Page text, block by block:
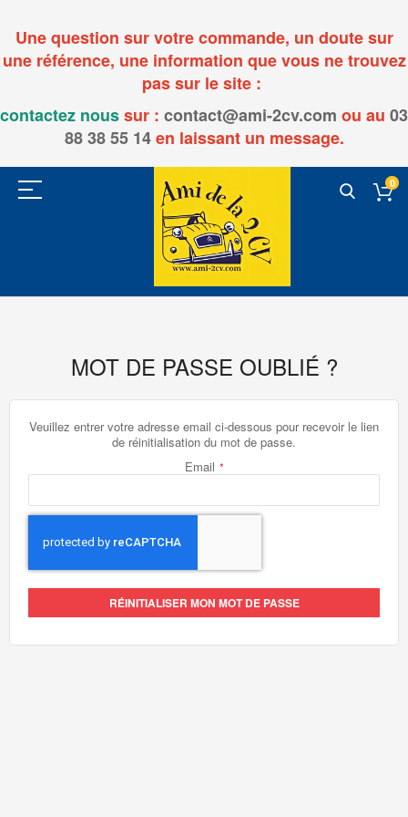
Une question sur votre commande, un doute sur
une référence, une information que vous ne trouvez
pas sur le site :
contactez noussur : contact@ami-2cv.com ou au 03
88 38 55 14en laissant un message.
0
MOT DE PASSE OUBLIÉ ?
Veuillez entrer votre adresse email ci-dessous pour recevoir le lien
de réinitialisation du mot de passe.
Email
RÉINITIALISER MON MOT DE PASSE